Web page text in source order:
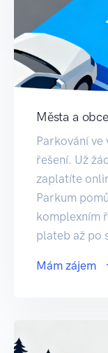
Města a obce
Parkování ve
řešení. Už
zaplatíte
Parkum
komplexním
plateb až po
Mám zájem